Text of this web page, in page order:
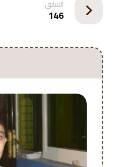
السابق
146